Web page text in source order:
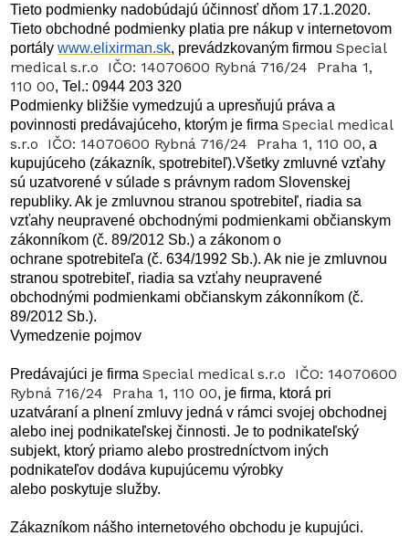
Tieto podmienky nadobúdajú účinnosť dňom 17.1.2020.
Tieto obchodné podmienky platia pre nákup v internetovom
portálywww.elixirman.sk, prevádzkovaným firmouSpecial
medical s.r.o IČO: 14070600 Rybná 716/24 Praha 1,
110 00, Tel.: 0944 203 320
Podmienky bližšie vymedzujú a upresňujú práva a
povinnosti predávajúceho, ktorým je firmaSpecial medical
s.r.o IČO: 14070600 Rybná 716/24 Praha 1, 110 00, a
kupujúceho (zákazník, spotrebiteľ).Všetky zmluvné vzťahy
sú uzatvorené v súlade s právnym radom Slovenskej
republiky. Ak je zmluvnou stranou spotrebiteľ, riadia sa
vzťahy neupravené obchodnými podmienkami občianskym
zákonníkom (č. 89/2012 Sb.) a zákonom o
ochrane spotrebiteľa (č. 634/1992 Sb.). Ak nie je zmluvnou
stranou spotrebiteľ, riadia sa vzťahy neupravené
obchodnými podmienkami občianskym zákonníkom (č.
89/2012 Sb.).
Vymedzenie pojmov
Predávajúci je firmaSpecial medical s.r.o IČO: 14070600
Rybná 716/24 Praha 1, 110 00, je firma, ktorá pri
uzatváraní a plnení zmluvy jedná v rámci svojej obchodnej
alebo inej podnikateľskej činnosti. Je to podnikateľský
subjekt, ktorý priamo alebo prostredníctvom iných
podnikateľov dodáva kupujúcemu výrobky
alebo poskytuje služby.
Zákazníkom nášho internetového obchodu je kupujúci.